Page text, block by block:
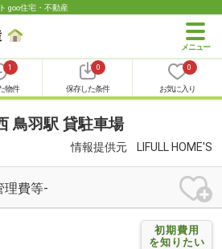
goo住宅・不動産
1
物件
0
保存した条件
0
お気に入り
鳥羽駅 貸駐車場
情報提供元 LIFULL HOME'S
理費等-
初期費用
を知りたい